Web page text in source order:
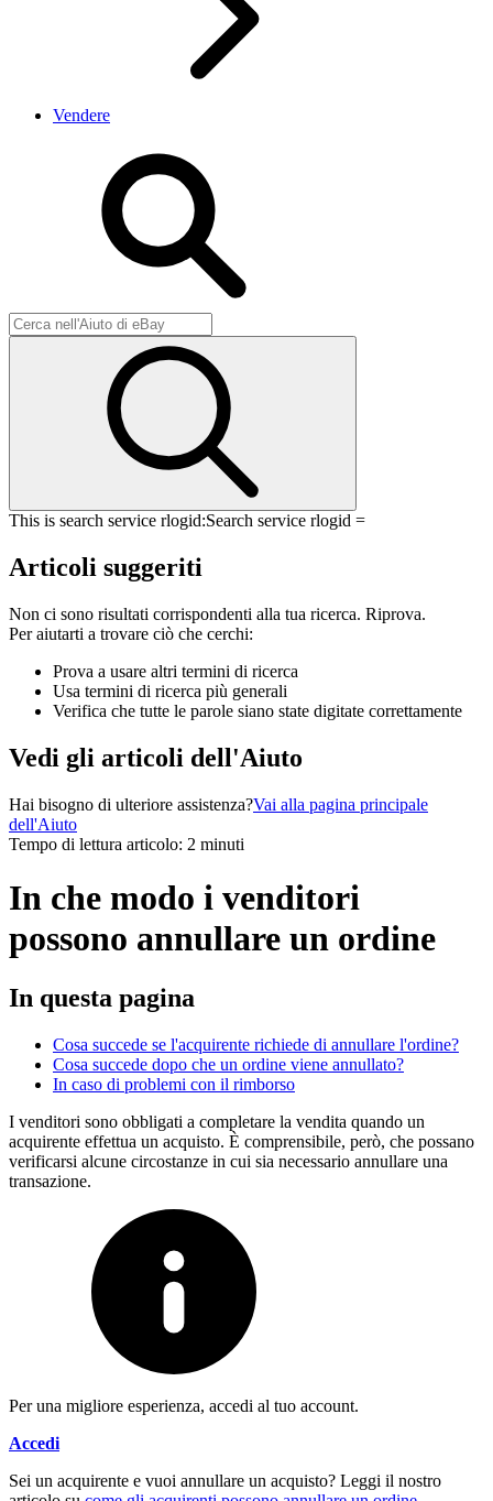
Vendere
This is search service rlogid:Search service rlogid =
Articoli suggeriti
Non ci sono risultati corrispondenti alla tua ricerca. Riprova.
Per aiutarti a trovare ciò che cerchi:
Prova a usare altri termini di ricerca
Usa termini di ricerca più generali
Verifica che tutte le parole siano state digitate correttamente
Vedi gli articoli dell'Aiuto
Hai bisogno di ulteriore assistenza?Vai alla pagina principale
dell'Aiuto
Tempo di lettura articolo: 2 minuti
In che modo i venditori
possono annullare un ordine
In questa pagina
Cosa succede se l'acquirente richiede di annullare l'ordine?
Cosa succede dopo che un ordine viene annullato?
In caso di problemi con il rimborso
I venditori sono obbligati a completare la vendita quando un
acquirente effettua un acquisto. È comprensibile, però, che possano
verificarsi alcune circostanze in cui sia necessario annullare una
transazione.
Per una migliore esperienza, accedi al tuo account.
Accedi
Sei un acquirente e vuoi annullare un acquisto? Leggi il nostro